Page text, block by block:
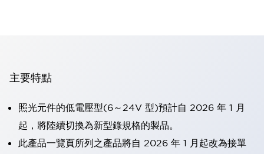
主要特點
照光元件的低電壓型(6～24V 型)預計自 2026 年 1 月
起，將陸續切換為新型錄規格的製品。
此產品一覽頁所列之產品將自 2026 年 1 月起改為接單